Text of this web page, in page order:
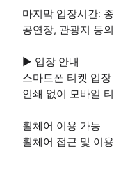
마지막 입장시간:
공연장, 관광지 등
▶ 입장 안내
스마트폰 티켓 입장
인쇄 없이 모바일
휠체어 이용 가능
휠체어 접근 및 이